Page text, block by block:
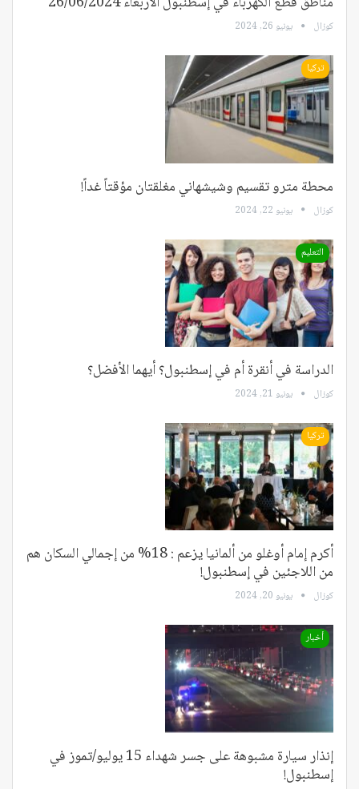
كوزال يونيو 26, 2024
تركيا
محطة مترو تقسيم وشيشهاني مغلقتان مؤقتاً غداً!
كوزال يونيو 22, 2024
التعليم
الدراسة في أنقرة أم في إسطنبول؟ أيهما الأفضل؟
كوزال يونيو 21, 2024
تركيا
أكرم إمام أوغلو من ألمانيا يزعم : 18% من إجمالي السكان هم
من اللاجئين في إسطنبول!
كوزال يونيو 20, 2024
أخبار
إنذار سيارة مشبوهة على جسر شهداء 15 يوليو/تموز في
إسطنبول!